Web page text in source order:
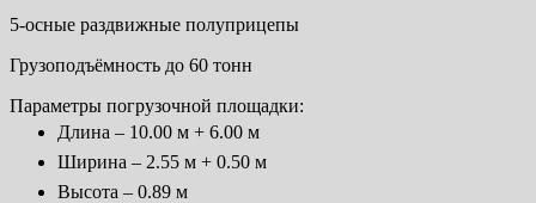
5-осные раздвижные полуприцепы
Грузоподъёмность до 60 тонн
Параметры погрузочной площадки:
Длина – 10.00 м + 6.00 м
Ширина – 2.55 м + 0.50 м
Высота – 0.89 м